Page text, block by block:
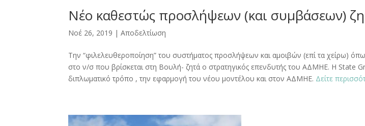
Νέο καθεστώς προσλήψεων (και συμβάσεων)
Νοέ 26, 2019 |Αποδελτίωση
Την “φιλελευθεροποίηση” του συστήματος προσλήψεων και αμοιβών (επί τα χείρω)
στο ν/σ που βρίσκεται στη Βουλή- ζητά ο στρατηγικός επενδυτής του ΑΔΜΗΕ. Η State
διπλωματικό τρόπο , την εφαρμογή του νέου μοντέλου και στον ΑΔΜΗΕ. Δείτε